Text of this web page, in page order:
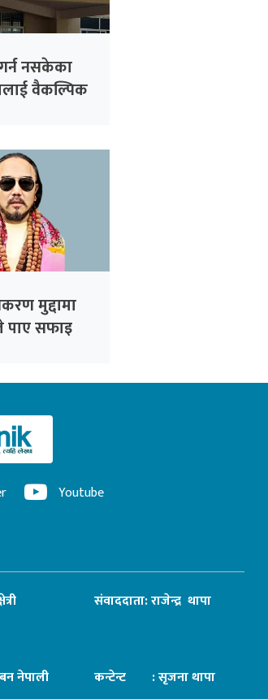
नसकेका
वैकल्पिक
मुद्दामा
पाए सफाइ
Youtube
संवाददाता: राजेन्द्र थापा
कन्टेन्ट : सृजना थापा